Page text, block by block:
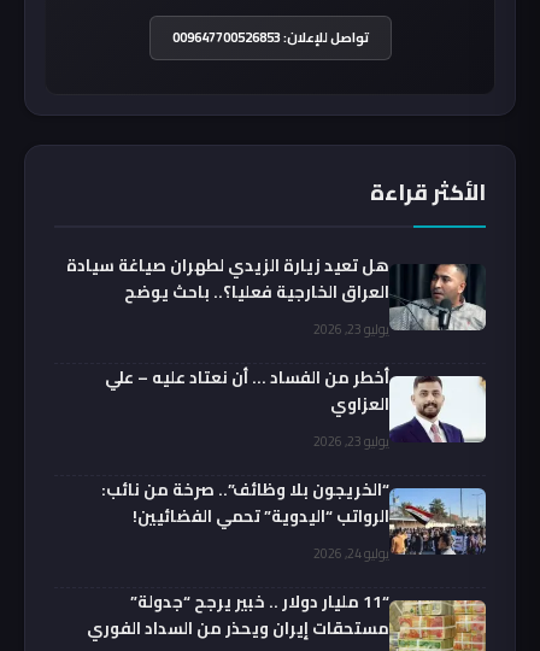
تواصل للإعلان: 009647700526853
الأكثر قراءة
هل تعيد زيارة الزيدي لطهران صياغة سيادة
العراق الخارجية فعليا؟.. باحث يوضح
يوليو 23, 2026
أخطر من الفساد … أن نعتاد عليه – علي
العزاوي
يوليو 23, 2026
“الخريجون بلا وظائف”.. صرخة من نائب:
الرواتب “اليدوية” تحمي الفضائيين!
يوليو 24, 2026
“11 مليار دولار .. خبير يرجح “جدولة”
مستحقات إيران ويحذر من السداد الفوري